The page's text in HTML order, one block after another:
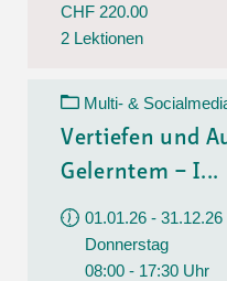
CHF 220.00
2 Lektionen
Multi- &
Vertiefen und
Gelerntem – I...
01.01.26 - 31.12.26
Donnerstag
08:00 - 17:30 Uhr